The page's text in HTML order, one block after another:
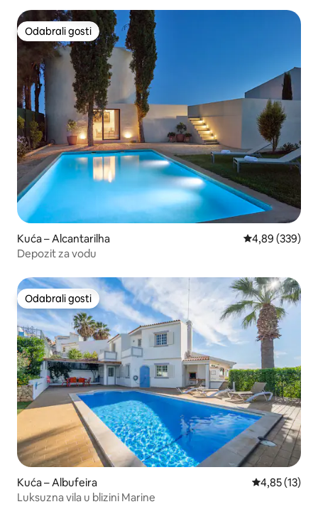
Odabrali gosti
Odabrali gosti
Kuća – Alcantarilha Prosječna
4,89 (339)
Depozit za vodu
Odabrali gosti
Odabrali gosti
Kuća – Albufeira Prosječna
4,85 (13)
Luksuzna vila u blizini Marine